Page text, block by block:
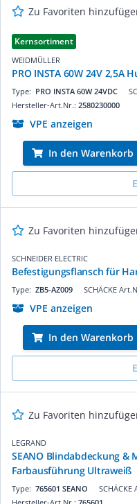
Zu Favoriten
Kernsortiment
WEIDMÜLLER
PRO INSTA 60W 24V 2,5A
Type: PRO INSTA 60W 24VDC
Hersteller-Art.Nr.: 2580230000
VPE anzeigen
In den Warenkorb
Zu Favoriten
SCHNEIDER ELECTRIC
Befestigungsflansch für
SCHÄCKE
Type: ZB5-AZ009
VPE anzeigen
In den Warenkorb
Zu Favoriten
LEGRAND
SEANO Blindabdeckung &
Farbausführung Ultraweiß
SCHÄCKE
Type: 765601 SEANO